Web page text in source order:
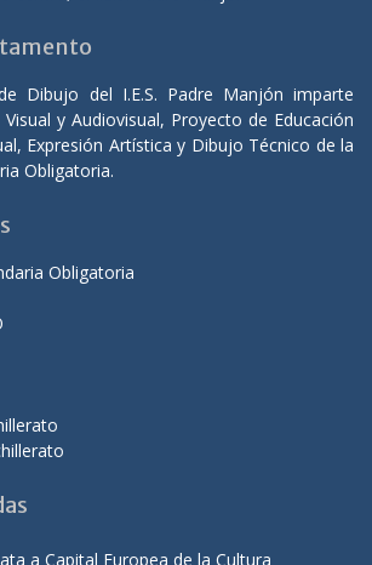
Dibujo del I.E.S. Padre Manjón imparte
y Audiovisual, Proyecto de Educación
Expresión Artística y Dibujo Técnico de la
Obligatoria.
Obligatoria
a Capital Europea de la Cultura